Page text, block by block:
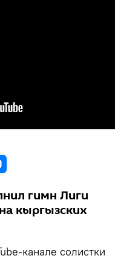
гимн Лиги
кыргызских
канале солистки